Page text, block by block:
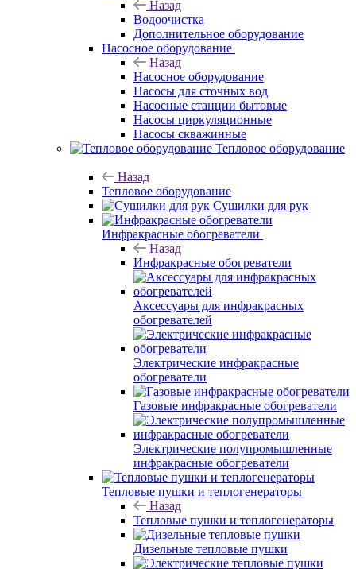
Назад
Водоочистка
Дополнительное оборудование
Насосное оборудование
Назад
Насосное оборудование
Насосы для сточных вод
Насосные станции бытовые
Насосы циркуляционные
Насосы скважинные
Тепловое оборудование
Назад
Тепловое оборудование
Сушилки для рук
Инфракрасные обогреватели
Назад
Инфракрасные обогреватели
Аксессуары для инфракрасных
обогревателей
Электрические инфракрасные
обогреватели
Газовые инфракрасные обогреватели
Электрические полупромышленные
инфракрасные обогреватели
Тепловые пушки и теплогенераторы
Назад
Тепловые пушки и теплогенераторы
Дизельные тепловые пушки